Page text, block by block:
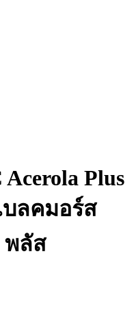
Plus
บลคมอร์ส
พลัส